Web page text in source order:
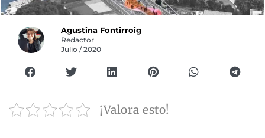
Agustina Fontirroig
Redactor
Julio / 2020
¡Valora esto!